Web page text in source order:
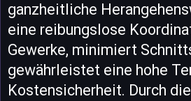
ganzheitliche
eine reibungslose
Gewerke, minimiert
gewährleistet eine hohe
Kostensicherheit. Durch